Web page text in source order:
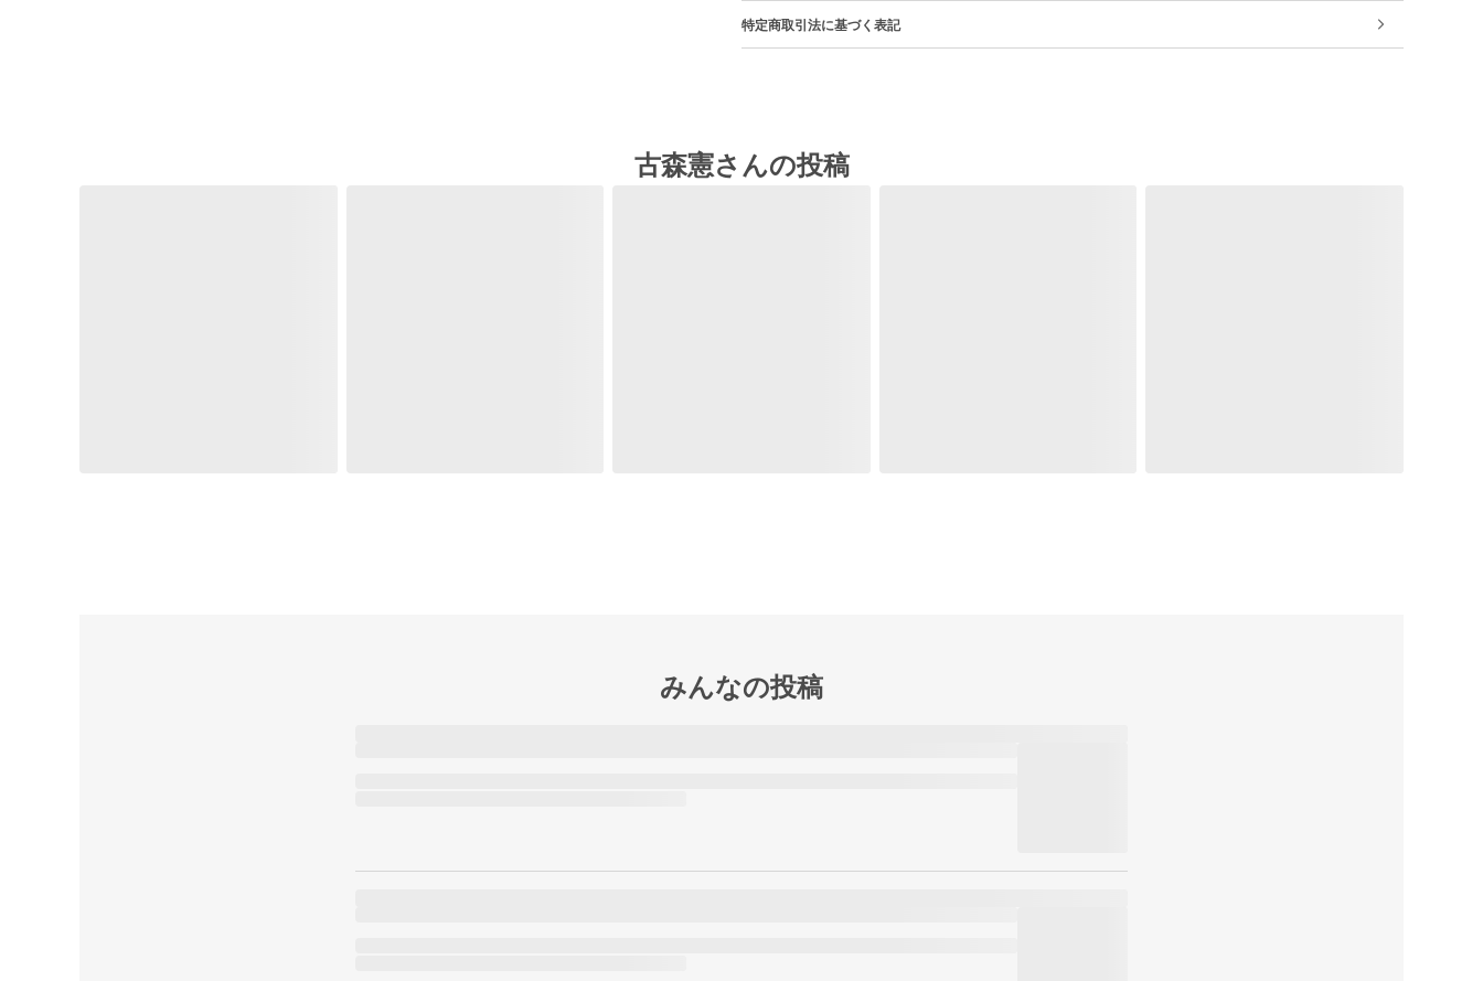
特定商取引法に基づく表記
古森憲さんの投稿
みんなの投稿